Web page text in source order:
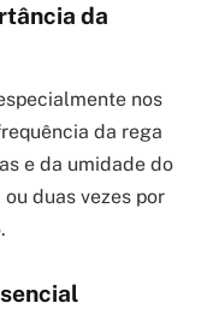
da
nos
da rega
e da umidade do
duas vezes por